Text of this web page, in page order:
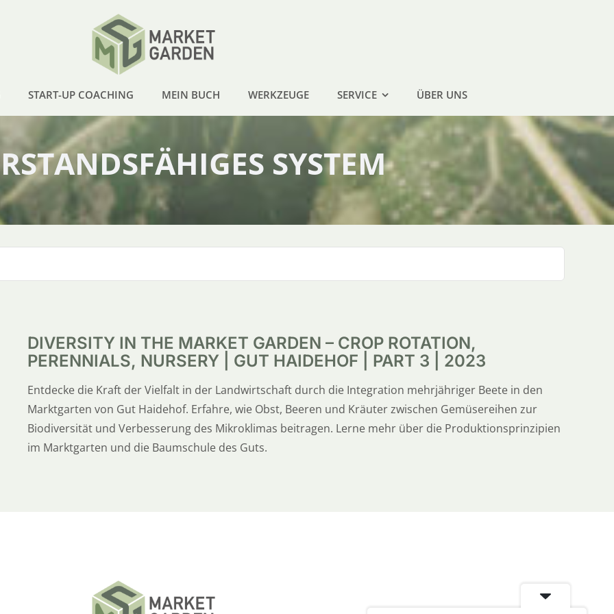
START-UP COACHING MEIN BUCH WERKZEUGE SERVICE ÜBER UNS
SYSTEM
DIVERSITY IN THE MARKET GARDEN – CROP ROTATION,
PERENNIALS, NURSERY | GUT HAIDEHOF | PART 3 | 2023
Entdecke die Kraft der Vielfalt in der Landwirtschaft durch die Integration mehrjähriger Beete in den
Marktgarten von Gut Haidehof. Erfahre, wie Obst, Beeren und Kräuter zwischen Gemüsereihen zur
Biodiversität und Verbesserung des Mikroklimas beitragen. Lerne mehr über die Produktionsprinzipien
im Marktgarten und die Baumschule des Guts.